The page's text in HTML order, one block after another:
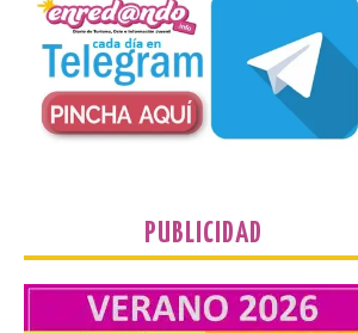
Conferencia de Victorina
Alonso, sobre la
peregrinación femenina.
Presentación del Libro
“Va de Monjas”, de José
auditorio de Benavides de […]
Food trucks y música en
PUBLICIDAD